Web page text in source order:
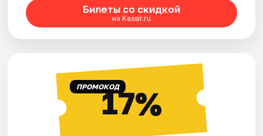
Билеты со скидкой
на Kassir.ru
ПРОМОКОД17%